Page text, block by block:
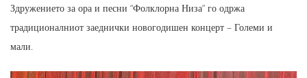
Здружението за ора и песни “Фолклорна Низа” го одржа
традиционалниот заеднички новогодишен концерт – Големи и
мали.